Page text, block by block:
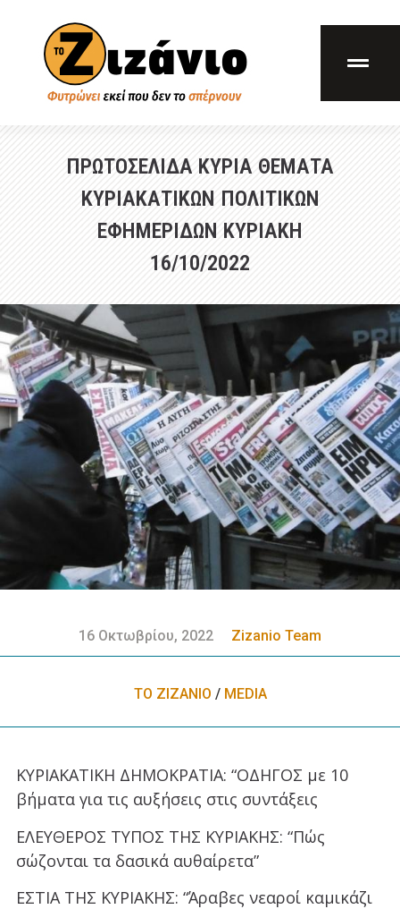
ΠΡΩΤΟΣΕΛΙΔΑ ΚΥΡΙΑ ΘΕΜΑΤΑ
ΚΥΡΙΑΚΑΤΙΚΩΝ ΠΟΛΙΤΙΚΩΝ
ΕΦΗΜΕΡΙΔΩΝ ΚΥΡΙΑΚΗ
16/10/2022
16 Οκτωβρίου, 2022 Zizanio Team
ΤΟ ΖΙΖΑΝΙΟ / MEDIA
ΚΥΡΙΑΚΑΤΙΚΗ ΔΗΜΟΚΡΑΤΙΑ: “ΟΔΗΓΟΣ με 10
βήματα για τις αυξήσεις στις συντάξεις
ΕΛΕΥΘΕΡΟΣ ΤΥΠΟΣ ΤΗΣ ΚΥΡΙΑΚΗΣ: “Πώς
σώζονται τα δασικά αυθαίρετα”
ΕΣΤΙΑ ΤΗΣ ΚΥΡΙΑΚΗΣ: “Άραβες νεαροί καμικάζι